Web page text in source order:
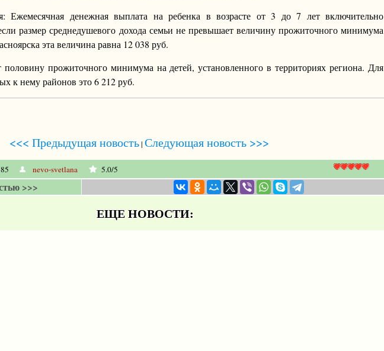
Ежемесячная денежная выплата на ребенка в возрасте от 3 до 7 лет включительно
размер среднедушевого дохода семьи не превышает величину прожиточного минимума
эта величина равна 12 038 руб.
половину прожиточного минимума на детей, установленного в территориях региона. Для
к нему районов это 6 212 руб.
<<< Предыдущая новость| Следующая новость >>>
nevo-svetlana 5.0/5
>>>
ЕЩЕ НОВОСТИ: